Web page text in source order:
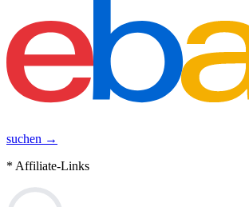
suchen →
* Affiliate-Links